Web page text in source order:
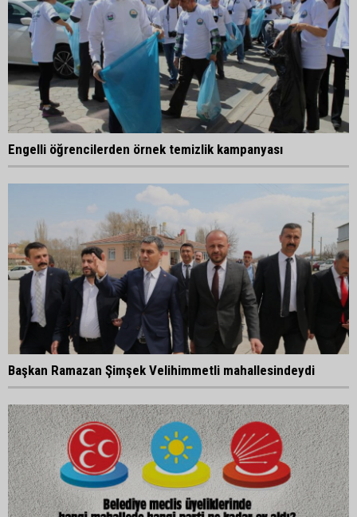
Engelli öğrencilerden örnek temizlik kampanyası
Başkan Ramazan Şimşek Velihimmetli mahallesindeydi